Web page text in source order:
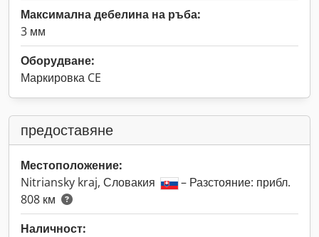
Максимална дебелина на ръба:
3 мм
Оборудване:
Маркировка CE
предоставяне
Местоположение:
Nitriansky kraj, Словакия
– Разстояние: прибл.
808 км
Наличност: